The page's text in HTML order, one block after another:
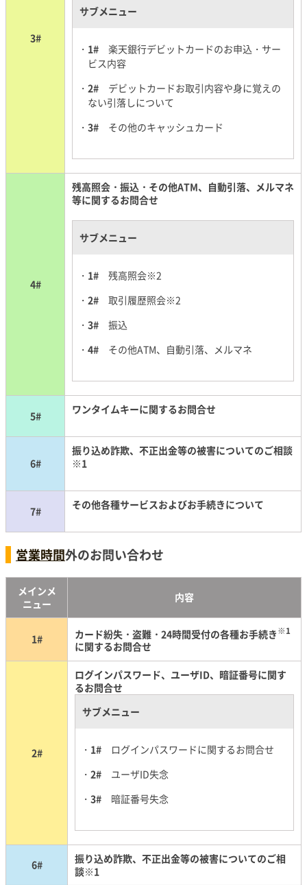
3#
サブメニュー
1# 楽天銀行デビットカードのお申込・サー
ビス内容
2# デビットカードお取引内容や身に覚えの
ない引落しについて
3# その他のキャッシュカード
4#
残高照会・振込・その他ATM、自動引落、メルマネ
等に関するお問合せ
サブメニュー
1# 残高照会※2
2# 取引履歴照会※2
3# 振込
4# その他ATM、自動引落、メルマネ
5# ワンタイムキーに関するお問合せ
6#
振り込め詐欺、不正出金等の被害についてのご相談
※1
7# その他各種サービスおよびお手続きについて
営業時間外のお問い合わせ
メインメ
ニュー
内容
1# カード紛失・盗難・24時間受付の各種お手続き※1
に関するお問合せ
2#
ログインパスワード、ユーザID、暗証番号に関す
るお問合せ
サブメニュー
1# ログインパスワードに関するお問合せ
2# ユーザID失念
3# 暗証番号失念
6#
振り込め詐欺、不正出金等の被害についてのご相
談※1